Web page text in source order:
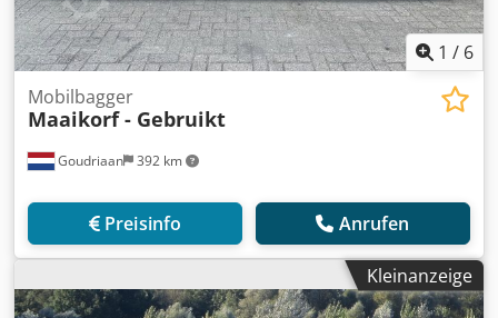
1 / 6
Goudriaan 392 km
Mobilbagger
Maaikorf - Gebruikt
Preisinfo Anrufen
Kleinanzeige